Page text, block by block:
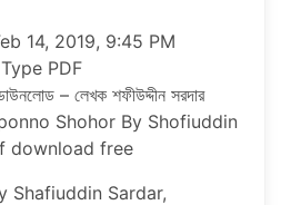
14, 2019, 9:45 PM
PDF
– লেখক শফীউদ্দীন সরদার
Shohor By Shofiuddin
download free
Shafiuddin Sardar,